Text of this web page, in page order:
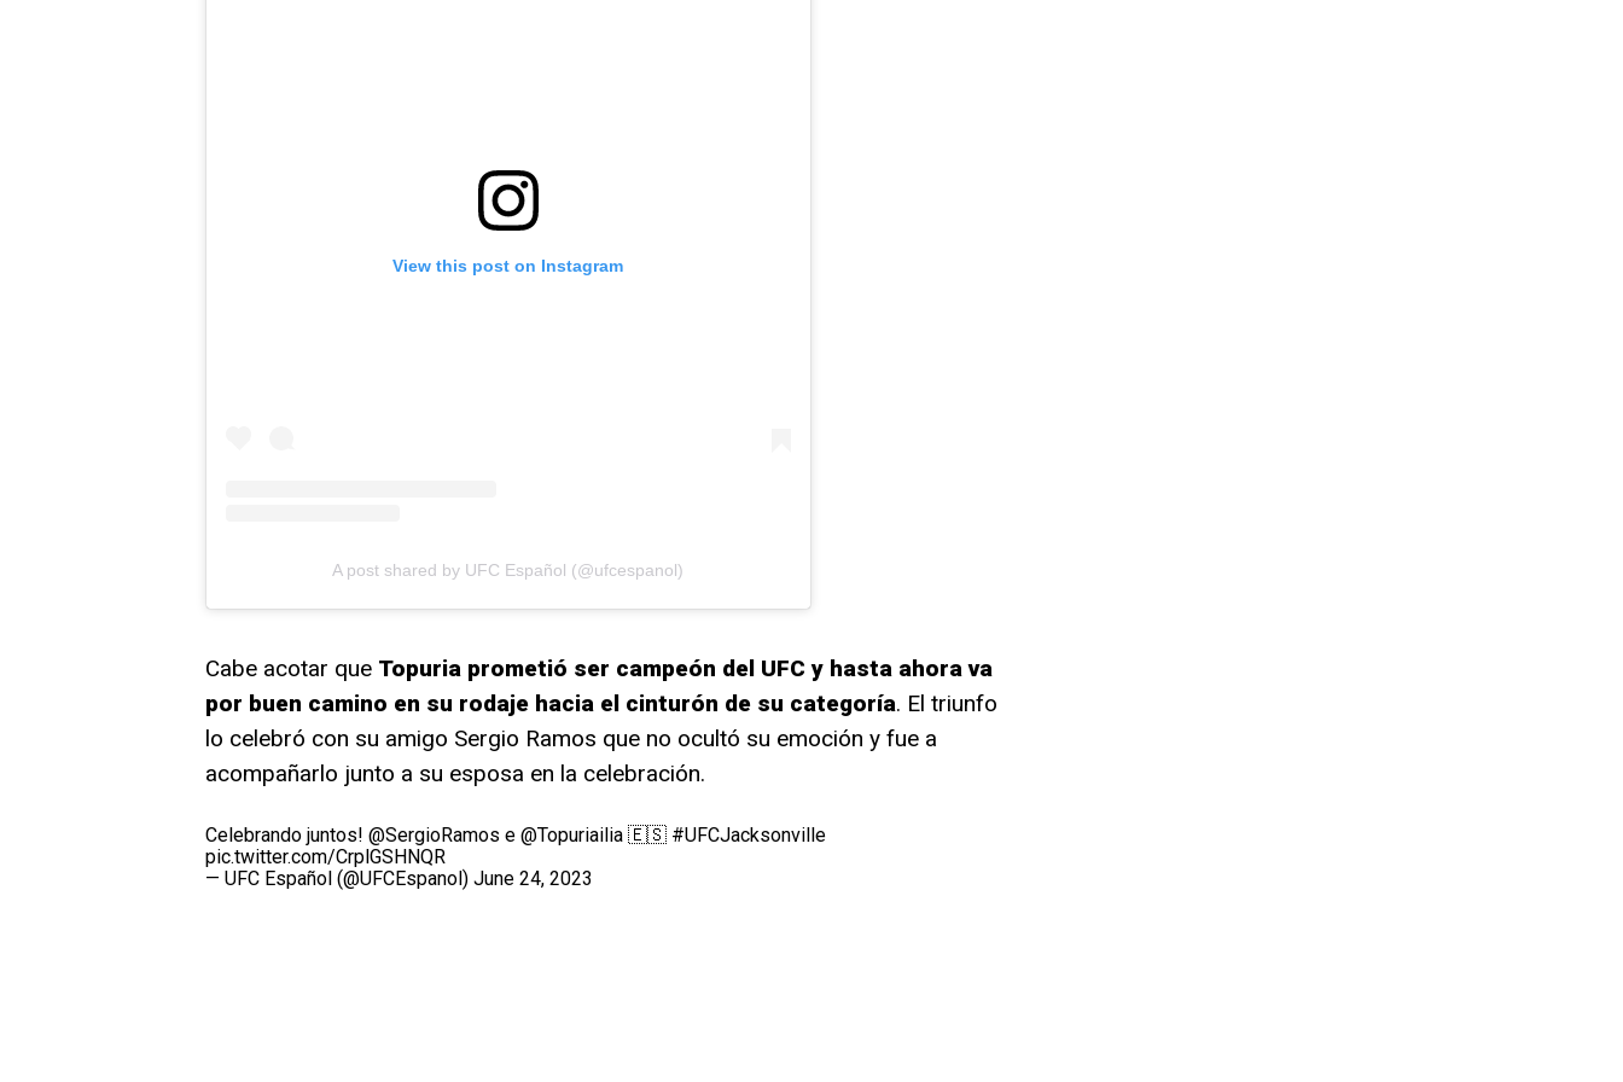
View this post on Instagram
A post shared by UFC Español (@ufcespanol)
Cabe acotar que Topuria prometió ser campeón del UFC y hasta ahora va
por buen camino en su rodaje hacia el cinturón de su categoría. El triunfo
lo celebró con su amigo Sergio Ramos que no ocultó su emoción y fue a
acompañarlo junto a su esposa en la celebración.
Celebrando juntos! @SergioRamos e @Topuriailia🇪🇸 #UFCJacksonville
pic.twitter.com/CrplGSHNQR
— UFC Español (@UFCEspanol) June 24, 2023